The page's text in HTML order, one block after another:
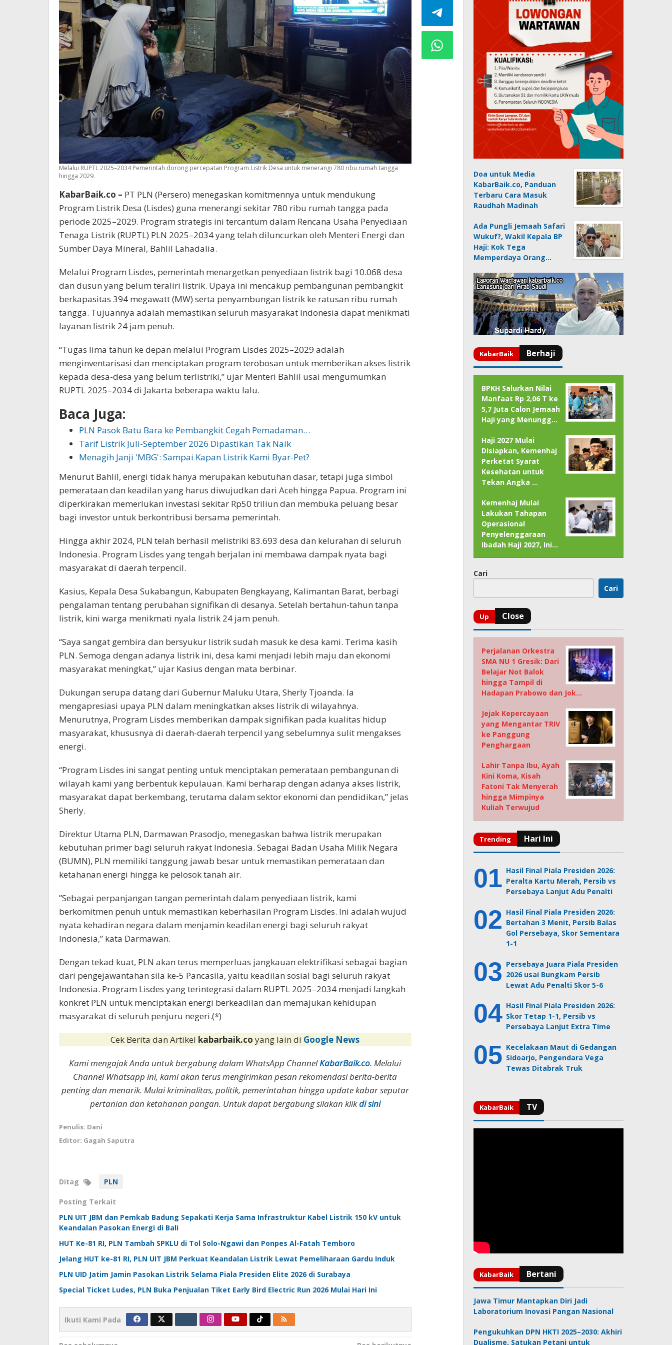
Melalui RUPTL 2025–2034 Pemerintah dorong percepatan Program Listrik Desa untuk menerangi 780 ribu rumah tangga
hingga 2029.
KabarBaik.co – PT PLN (Persero) menegaskan komitmennya untuk mendukung
Program Listrik Desa (Lisdes) guna menerangi sekitar 780 ribu rumah tangga pada
periode 2025–2029. Program strategis ini tercantum dalam Rencana Usaha Penyediaan
Tenaga Listrik (RUPTL) PLN 2025–2034 yang telah diluncurkan oleh Menteri Energi dan
Sumber Daya Mineral, Bahlil Lahadalia.
Melalui Program Lisdes, pemerintah menargetkan penyediaan listrik bagi 10.068 desa
dan dusun yang belum teraliri listrik. Upaya ini mencakup pembangunan pembangkit
berkapasitas 394 megawatt (MW) serta penyambungan listrik ke ratusan ribu rumah
tangga. Tujuannya adalah memastikan seluruh masyarakat Indonesia dapat menikmati
layanan listrik 24 jam penuh.
“Tugas lima tahun ke depan melalui Program Lisdes 2025–2029 adalah
menginventarisasi dan menciptakan program terobosan untuk memberikan akses listrik
kepada desa-desa yang belum terlistriki,” ujar Menteri Bahlil usai mengumumkan
RUPTL 2025–2034 di Jakarta beberapa waktu lalu.
Baca Juga:
PLN Pasok Batu Bara ke Pembangkit Cegah Pemadaman…
Tarif Listrik Juli-September 2026 Dipastikan Tak Naik
Menagih Janji 'MBG': Sampai Kapan Listrik Kami Byar-Pet?
Menurut Bahlil, energi tidak hanya merupakan kebutuhan dasar, tetapi juga simbol
pemerataan dan keadilan yang harus diwujudkan dari Aceh hingga Papua. Program ini
diperkirakan memerlukan investasi sekitar Rp50 triliun dan membuka peluang besar
bagi investor untuk berkontribusi bersama pemerintah.
Hingga akhir 2024, PLN telah berhasil melistriki 83.693 desa dan kelurahan di seluruh
Indonesia. Program Lisdes yang tengah berjalan ini membawa dampak nyata bagi
masyarakat di daerah terpencil.
Kasius, Kepala Desa Sukabangun, Kabupaten Bengkayang, Kalimantan Barat, berbagi
pengalaman tentang perubahan signifikan di desanya. Setelah bertahun-tahun tanpa
listrik, kini warga menikmati nyala listrik 24 jam penuh.
“Saya sangat gembira dan bersyukur listrik sudah masuk ke desa kami. Terima kasih
PLN. Semoga dengan adanya listrik ini, desa kami menjadi lebih maju dan ekonomi
masyarakat meningkat,” ujar Kasius dengan mata berbinar.
Dukungan serupa datang dari Gubernur Maluku Utara, Sherly Tjoanda. Ia
mengapresiasi upaya PLN dalam meningkatkan akses listrik di wilayahnya.
Menurutnya, Program Lisdes memberikan dampak signifikan pada kualitas hidup
masyarakat, khususnya di daerah-daerah terpencil yang sebelumnya sulit mengakses
energi.
“Program Lisdes ini sangat penting untuk menciptakan pemerataan pembangunan di
wilayah kami yang berbentuk kepulauan. Kami berharap dengan adanya akses listrik,
masyarakat dapat berkembang, terutama dalam sektor ekonomi dan pendidikan,” jelas
Sherly.
Direktur Utama PLN, Darmawan Prasodjo, menegaskan bahwa listrik merupakan
kebutuhan primer bagi seluruh rakyat Indonesia. Sebagai Badan Usaha Milik Negara
(BUMN), PLN memiliki tanggung jawab besar untuk memastikan pemerataan dan
ketahanan energi hingga ke pelosok tanah air.
”Sebagai perpanjangan tangan pemerintah dalam penyediaan listrik, kami
berkomitmen penuh untuk memastikan keberhasilan Program Lisdes. Ini adalah wujud
nyata kehadiran negara dalam menjamin keadilan energi bagi seluruh rakyat
Indonesia,” kata Darmawan.
Dengan tekad kuat, PLN akan terus memperluas jangkauan elektrifikasi sebagai bagian
dari pengejawantahan sila ke-5 Pancasila, yaitu keadilan sosial bagi seluruh rakyat
Indonesia. Program Lisdes yang terintegrasi dalam RUPTL 2025–2034 menjadi langkah
konkret PLN untuk menciptakan energi berkeadilan dan memajukan kehidupan
masyarakat di seluruh penjuru negeri.(*)
Cek Berita dan Artikel kabarbaik.coyang lain di Google News
Kami mengajak Anda untuk bergabung dalam WhatsApp ChannelKabarBaik.co. Melalui
Channel Whatsapp ini, kami akan terus mengirimkan pesan rekomendasi berita-berita
penting dan menarik. Mulai kriminalitas, politik, pemerintahan hingga update kabar seputar
pertanian dan ketahanan pangan. Untuk dapat bergabung silakan klikdi sini
Penulis: Dani
Editor: Gagah Saputra
Ditag PLN
Posting Terkait
PLN UIT JBM dan Pemkab Badung Sepakati Kerja Sama Infrastruktur Kabel Listrik 150 kV untuk
Keandalan Pasokan Energi di Bali
HUT Ke-81 RI, PLN Tambah SPKLU di Tol Solo-Ngawi dan Ponpes Al-Fatah Temboro
Jelang HUT ke-81 RI, PLN UIT JBM Perkuat Keandalan Listrik Lewat Pemeliharaan Gardu Induk
PLN UID Jatim Jamin Pasokan Listrik Selama Piala Presiden Elite 2026 di Surabaya
Special Ticket Ludes, PLN Buka Penjualan Tiket Early Bird Electric Run 2026 Mulai Hari Ini
Ikuti Kami Pada
Doa untuk Media
KabarBaik.co, Panduan
Terbaru Cara Masuk
Raudhah Madinah
Ada Pungli Jemaah Safari
Wukuf?, Wakil Kepala BP
Haji: Kok Tega
Memperdaya Orang…
BPKH Salurkan Nilai
Manfaat Rp 2,06 T ke
5,7 Juta Calon Jemaah
Haji yang Menungg…
Haji 2027 Mulai
Disiapkan, Kemenhaj
Perketat Syarat
Kesehatan untuk
Tekan Angka …
Kemenhaj Mulai
Lakukan Tahapan
Operasional
Penyelenggaraan
Ibadah Haji 2027, Ini…
Cari
Cari
Perjalanan Orkestra
SMA NU 1 Gresik: Dari
Belajar Not Balok
hingga Tampil di
Hadapan Prabowo dan Jok…
Jejak Kepercayaan
yang Mengantar TRIV
ke Panggung
Penghargaan
Lahir Tanpa Ibu, Ayah
Kini Koma, Kisah
Fatoni Tak Menyerah
hingga Mimpinya
Kuliah Terwujud
Hasil Final Piala Presiden 2026:
Peralta Kartu Merah, Persib vs
Persebaya Lanjut Adu Penalti
Hasil Final Piala Presiden 2026:
Bertahan 3 Menit, Persib Balas
Gol Persebaya, Skor Sementara
1-1
Persebaya Juara Piala Presiden
2026 usai Bungkam Persib
Lewat Adu Penalti Skor 5-6
Hasil Final Piala Presiden 2026:
Skor Tetap 1-1, Persib vs
Persebaya Lanjut Extra Time
Kecelakaan Maut di Gedangan
Sidoarjo, Pengendara Vega
Tewas Ditabrak Truk
Jawa Timur Mantapkan Diri Jadi
Laboratorium Inovasi Pangan Nasional
Pengukuhkan DPN HKTI 2025–2030: Akhiri
Dualisme, Satukan Petani untuk